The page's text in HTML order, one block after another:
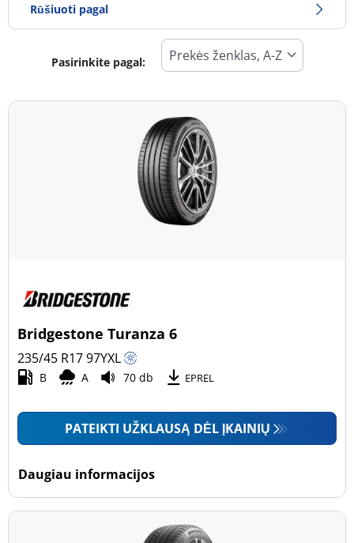
Rūšiuoti pagal
Padangos tipas
Visi tipai (66)
Visi sezonai (12)
Lengvasis automobilis (66)
Mažas sunkvežimis (0)
Motociklas (0)
Padanga sustiprintomis sienelėmis
Daugiau parinkčių
Pasirinkite pagal:
Bridgestone Turanza 6
235/45 R1797YXL
B A 70 db EPREL
PATEIKTI UŽKLAUSĄ DĖL ĮKAINIŲ
Daugiau informacijos